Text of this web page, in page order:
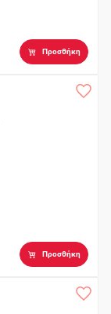
Προσθήκη
Προσθήκη